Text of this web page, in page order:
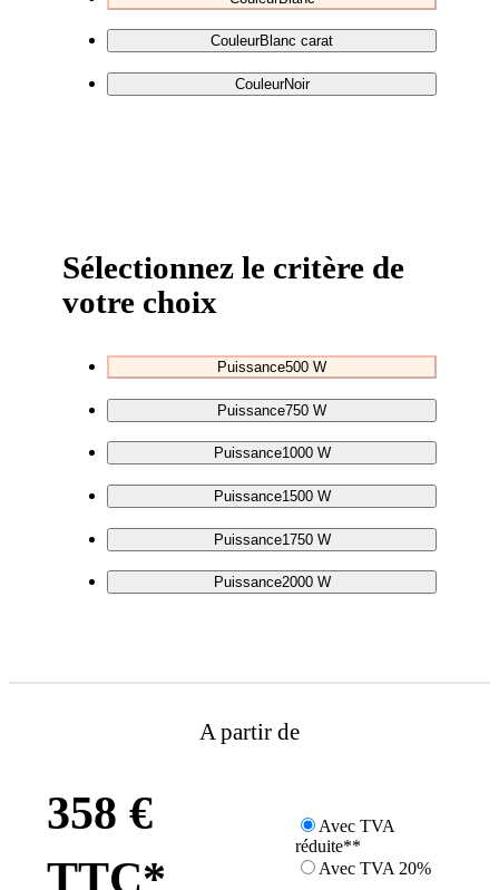
CouleurBlanc carat
CouleurNoir
Sélectionnez le critère de
votre choix
Puissance500 W
Puissance750 W
Puissance1000 W
Puissance1500 W
Puissance1750 W
Puissance2000 W
A partir de
358 €
TTC*
Avec TVA
réduite**
Avec TVA 20%